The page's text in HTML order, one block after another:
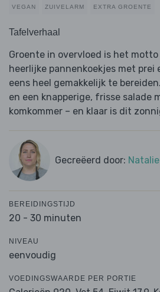
VEGAN ZUIVELARM EXTRA GROENTE
Tafelverhaal
Groente in overvloed is het
heerlijke pannenkoekjes met prei
eens heel gemakkelijk te
en een knapperige, frisse salade
komkommer – en klaar is dit
Gecreëerd door: Natalie
BEREIDINGSTIJD
20 - 30 minuten
NIVEAU
eenvoudig
VOEDINGSWAARDE PER PORTIE